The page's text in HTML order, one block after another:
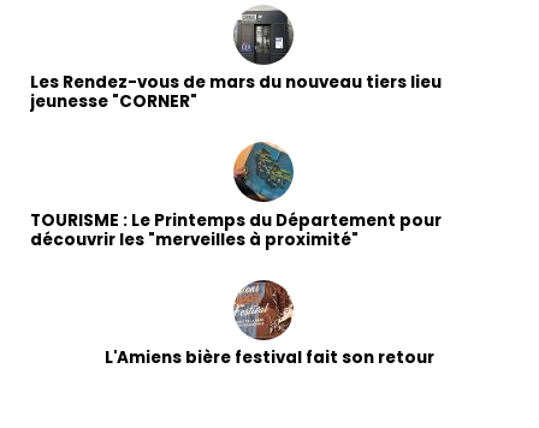
Les Rendez-vous de mars du nouveau tiers lieu
jeunesse "CORNER"
TOURISME : Le Printemps du Département pour
découvrir les "merveilles à proximité"
L'Amiens bière festival fait son retour